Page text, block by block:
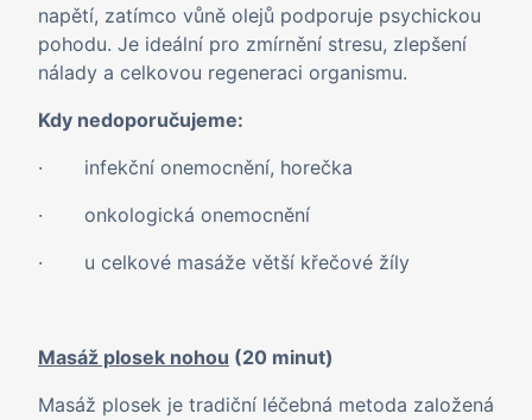
napětí, zatímco vůně olejů podporuje psychickou
pohodu. Je ideální pro zmírnění stresu, zlepšení
nálady a celkovou regeneraci organismu.
Kdy nedoporučujeme:
· infekční onemocnění, horečka
· onkologická onemocnění
· u celkové masáže větší křečové žíly
Masáž plosek nohou (20 minut)
Masáž plosek je tradiční léčebná metoda založená